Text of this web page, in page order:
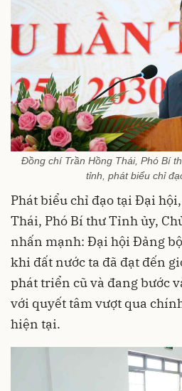
Đồng chí Trần Hồng Thái, Phó Bí
tỉnh, phát biểu chỉ
Phát biểu chỉ đạo tại Đại
Thái, Phó Bí thư Tỉnh ủy,
nhấn mạnh: Đại hội Đảng
khi đất nước ta đã đạt đến
phát triển cũ và đang bước
với quyết tâm vượt qua
hiện tại.